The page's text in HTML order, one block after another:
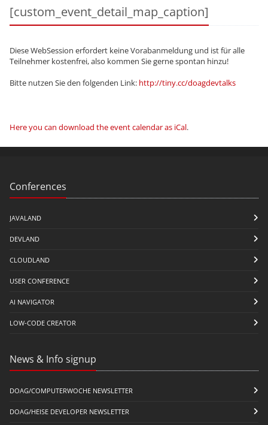
[custom_event_detail_map_caption]
Diese WebSession erfordert keine Vorabanmeldung und ist für alle
Teilnehmer kostenfrei, also kommen Sie gerne spontan hinzu!
Bitte nutzen Sie den folgenden Link: http://tiny.cc/doagdevtalks
Here you can download the event calendar as iCal.
Conferences
JAVALAND
DEVLAND
CLOUDLAND
USER CONFERENCE
AI NAVIGATOR
LOW-CODE CREATOR
News & Info signup
DOAG/COMPUTERWOCHE NEWSLETTER
DOAG/HEISE DEVELOPER NEWSLETTER